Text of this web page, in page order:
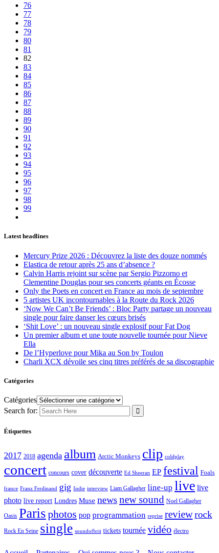
76
77
78
79
80
81
82
83
84
85
86
87
88
89
90
91
92
93
94
95
96
97
98
99
Latest headlines
Mercury Prize 2026 : Découvrez la liste des douze nommés
Elastica de retour après 25 ans d’absence ?
Calvin Harris rejoint sur scène par Sergio Pizzorno et
Clementine Douglas pour ses concerts géants en Écosse
Only the Poets en concert en France au mois de septembre
5 artistes UK incontournables à la Route du Rock 2026
‘Now We Can’t Be Friends’ : Bloc Party partage un nouveau
single pour faire danser les cœurs brisés
‘Shit Love’ : un nouveau single explosif pour Fat Dog
Un premier album et une toute nouvelle tournée pour Nieve
Ella
De l’Hyperlove pour Mika au Son by Toulon
Charli XCX dévoile ses cinq titres préférés de sa discographie
Catégories
Catégories
Search for:
Étiquettes
2017 2018 agenda album Arctic Monkeys clip coldplay
concert concours cover découverte Ed Sheeran EP festival Foals
france Franz Ferdinand gig Indie interview Liam Gallagher line-up live live
photo live report Londres Muse news new sound Noel Gallagher
Oasis Paris photos pop programmation reprise reviewrock
Rock En Seine single soundofbrit tickets tournée vidéo électro